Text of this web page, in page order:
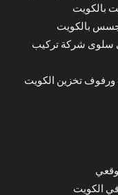
بالكويت
بالكويت
سلوى شركة تركيب
ورفوف تخزين الكويت
الكويت